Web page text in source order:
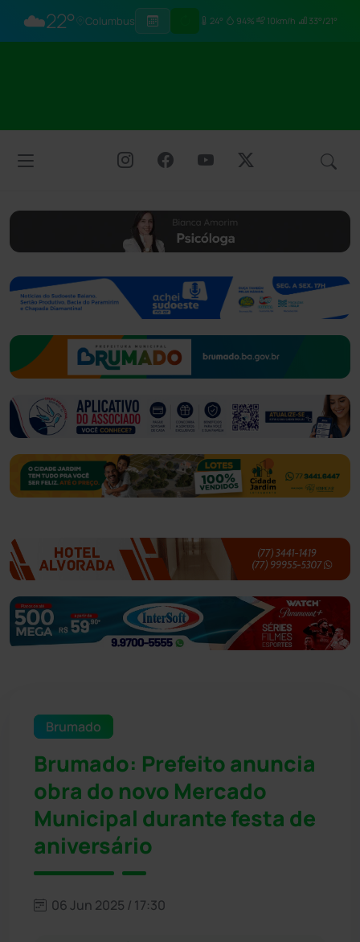
☁️22° Columbus 24° 94% 10km/h 33°/21°
Brumado
Brumado: Prefeito anuncia
obra do novo Mercado
Municipal durante festa de
aniversário
06 Jun 2025 / 17:30